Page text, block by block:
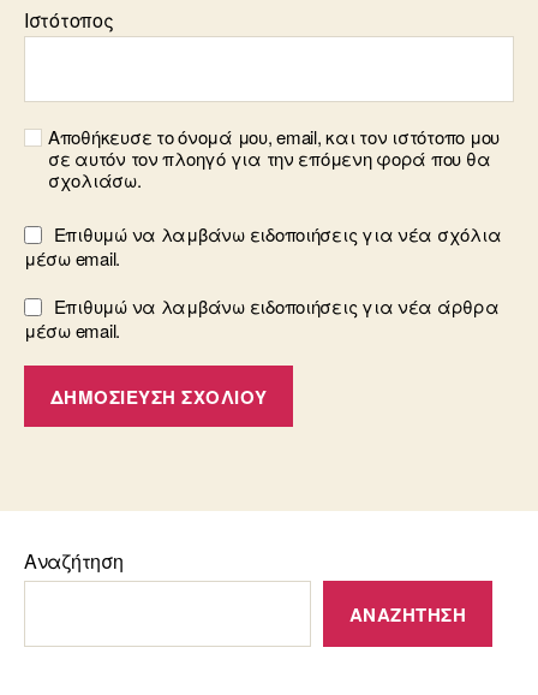
Ιστότοπος
Αποθήκευσε το όνομά μου, email, και τον ιστότοπο μου
σε αυτόν τον πλοηγό για την επόμενη φορά που θα
σχολιάσω.
Επιθυμώ να λαμβάνω ειδοποιήσεις για νέα σχόλια
μέσω email.
Επιθυμώ να λαμβάνω ειδοποιήσεις για νέα άρθρα
μέσω email.
Αναζήτηση
ΑΝΑΖΉΤΗΣΗ